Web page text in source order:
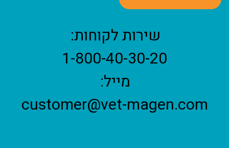
שירות לקוחות:
1-800-40-30-20
מייל:
customer@vet-magen.com